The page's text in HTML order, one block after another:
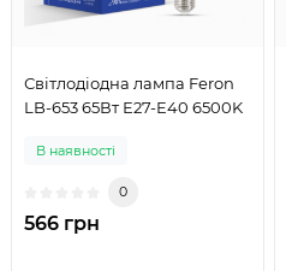
Світлодіодна лампа Feron
LB-653 65Вт Е27-E40 6500K
В наявності
0
566 грн